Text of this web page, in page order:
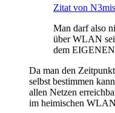
Zitat von
Man darf also
über WLAN
dem
Da man den
selbst bestimmen
allen Netzen
im heimischen